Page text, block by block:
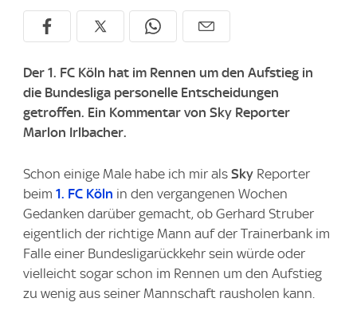
Der 1. FC Köln hat im Rennen um den Aufstieg in
die Bundesliga personelle Entscheidungen
getroffen. Ein Kommentar von Sky Reporter
Marlon Irlbacher.
Schon einige Male habe ich mir als Sky Reporter
beim 1. FC Köln in den vergangenen Wochen
Gedanken darüber gemacht, ob Gerhard Struber
eigentlich der richtige Mann auf der Trainerbank im
Falle einer Bundesligarückkehr sein würde oder
vielleicht sogar schon im Rennen um den Aufstieg
zu wenig aus seiner Mannschaft rausholen kann.